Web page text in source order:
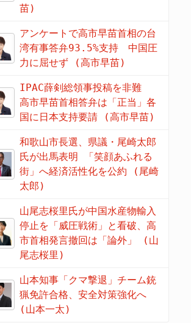
苗)
アンケートで高市早苗首相の台
湾有事答弁93.5%支持 中国圧
力に屈せず (高市早苗)
IPAC薛剣総領事投稿を非難
高市早苗首相答弁は「正当」各
国に日本支持要請 (高市早苗)
和歌山市長選、県議・尾崎太郎
氏が出馬表明 「笑顔あふれる
街」へ経済活性化を公約 (尾崎
太郎)
山尾志桜里氏が中国水産物輸入
停止を「威圧戦術」と看破、高
市首相発言撤回は「論外」 (山
尾志桜里)
山本知事「クマ撃退」チーム銃
猟免許合格、安全対策強化へ
(山本一太)